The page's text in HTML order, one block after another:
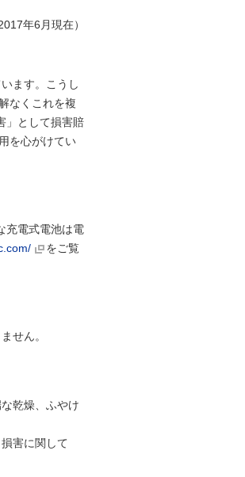
2017年6月現在）
ます。こうし
なくこれを複
」として損害賠
を心がけてい
充電式電池は電
をご覧
せん。
乾燥、ふやけ
害に関して